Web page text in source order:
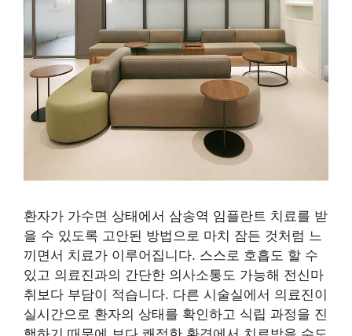
환자가 가수면 상태에서 삼송역 임플란트 치료를 받
을 수 있도록 고안된 방법으로 마치 잠든 것처럼 느
끼면서 치료가 이루어집니다. 스스로 호흡도 할 수
있고 의료진과의 간단한 의사소통도 가능해 전신마
취보다 부담이 적습니다. 다른 시술실에서 의료진이
실시간으로 환자의 상태를 확인하고 식립 과정을 진